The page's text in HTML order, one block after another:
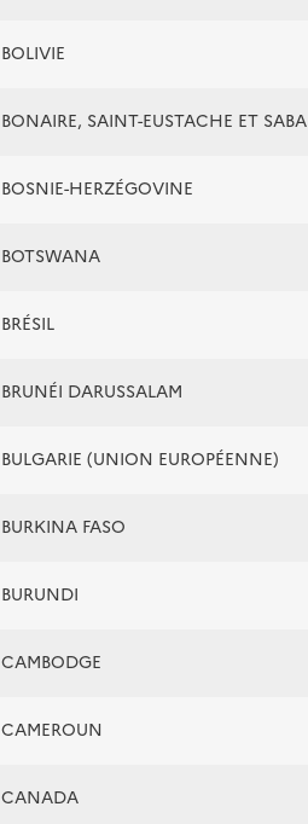
BOLIVIE
BONAIRE, SAINT-EUSTACHE ET SABA
BOSNIE-HERZÉGOVINE
BOTSWANA
BRÉSIL
BRUNÉI DARUSSALAM
BULGARIE (UNION EUROPÉENNE)
BURKINA FASO
BURUNDI
CAMBODGE
CAMEROUN
CANADA